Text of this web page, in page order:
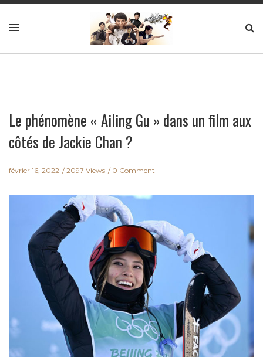
Le phénomène « Ailing Gu » dans un film aux
côtés de Jackie Chan ?
février 16, 2022 2097 Views 0 Comment